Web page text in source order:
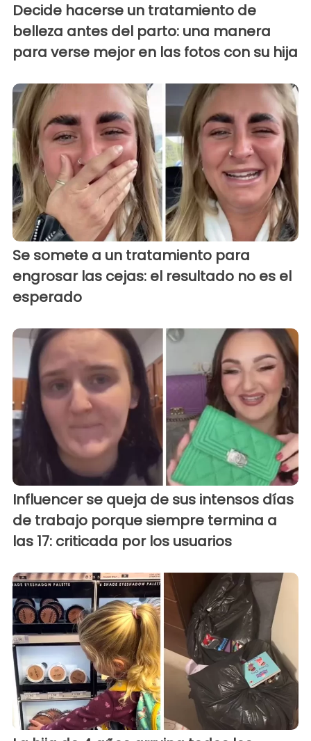
Decide hacerse un tratamiento de
belleza antes del parto: una manera
para verse mejor en las fotos con su hija
Se somete a un tratamiento para
engrosar las cejas: el resultado no es el
esperado
Influencer se queja de sus intensos días
de trabajo porque siempre termina a
las 17: criticada por los usuarios